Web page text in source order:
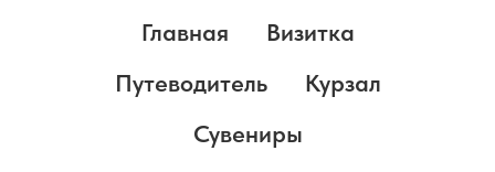
Главная
Визитка
Путеводитель
Курзал
Сувениры